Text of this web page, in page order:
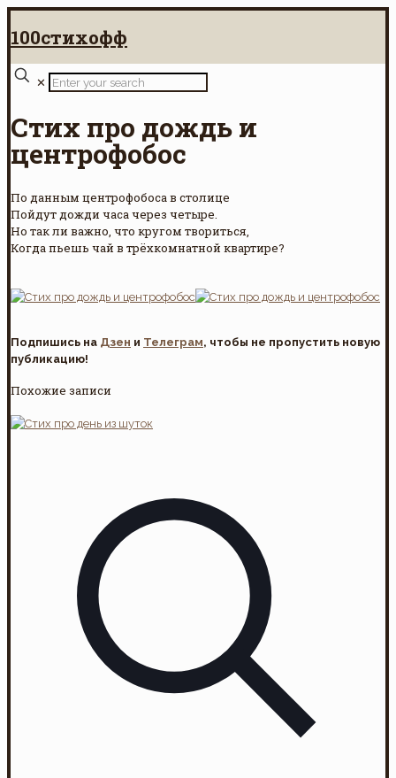
100стихофф
✕
Стих про дождь и
центрофобос
По данным центрофобоса в столице
Пойдут дожди часа через четыре.
Но так ли важно, что кругом твориться,
Когда пьешь чай в трёхкомнатной квартире?
Подпишись на Дзен и Телеграм, чтобы не пропустить новую
публикацию!
Похожие записи